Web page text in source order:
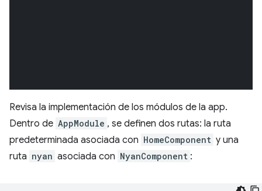
Revisa la implementación de los módulos de la app.
Dentro de AppModule , se definen dos rutas: la ruta
predeterminada asociada con HomeComponent y una
ruta nyan asociada con NyanComponent :